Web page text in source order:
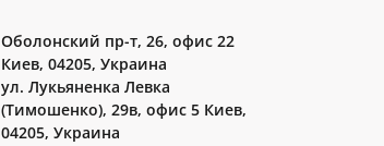
Оболонский пр-т, 26, офис 22
Киев, 04205, Украина
ул. Лукьяненка Левка
(Тимошенко), 29в, офис 5 Киев,
04205, Украина